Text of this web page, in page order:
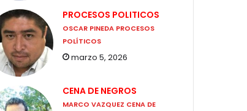
PROCESOS POLITICOS
OSCAR PINEDA PROCESOS
POLÍTICOS
marzo 5, 2026
CENA DE NEGROS
MARCO VAZQUEZ CENA DE